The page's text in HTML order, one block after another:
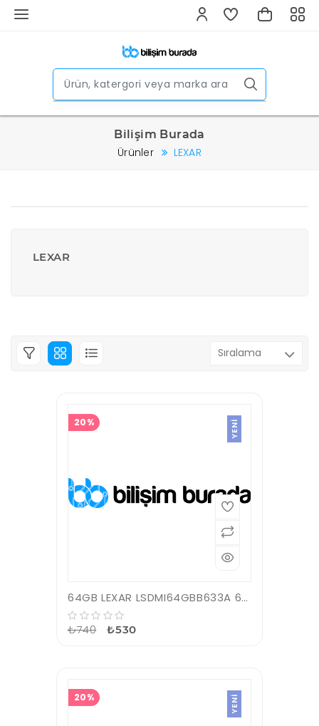
Bilişim Burada
Ürünler LEXAR
LEXAR
20% YENI
64GB LEXAR LSDMI64GBB633A 633X MICROSDXC HIGH-PERFORMANCE C10 A1 V30 U3 HAFIZA KARTI
₺740 ₺530
20% YENI